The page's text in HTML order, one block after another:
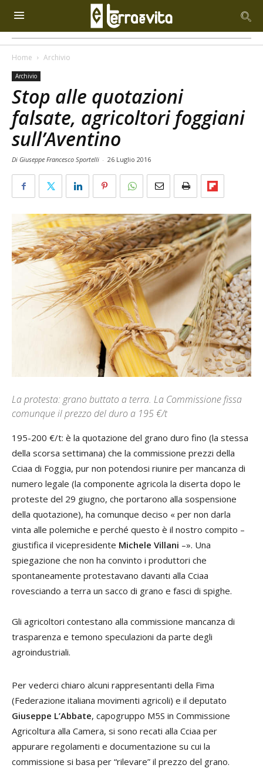
Home Archivio
Archivio
Stop alle quotazioni
falsate, agricoltori foggiani
sull’Aventino
Di Giuseppe Francesco Sportelli - 26 Luglio 2016
La protesta: grano buttato a terra. La Commissione fissa
comunque il prezzo del duro a 195 €/t
195-200 €/t: è la quotazione del grano duro fino (la stessa
della scorsa settimana) che la commissione prezzi della
Cciaa di Foggia, pur non potendosi riunire per mancanza di
numero legale (la componente agricola la diserta dopo le
proteste del 29 giugno, che portarono alla sospensione
della quotazione), ha comunque deciso « per non darla
vinta alle polemiche e perché questo è il nostro compito –
giustifica il vicepresidente Michele Villani –». Una
spiegazione che non ha convinto i produttori che
spontaneamente protestavano davanti alla Cciaa
rovesciando a terra un sacco di grano e fasci di spighe.
Gli agricoltori contestano alla commissione mancanza di
trasparenza e temono speculazioni da parte degli
agroindustriali.
Per vederci chiaro alcuni rappresentanti della Fima
(Federazione italiana movimenti agricoli) e il deputato
Giuseppe L’Abbate, capogruppo M5S in Commissione
Agricoltura alla Camera, si sono recati alla Cciaa per
appurare regolamenti e documentazione su cui la
commissione si basa per “rilevare” il prezzo del grano.